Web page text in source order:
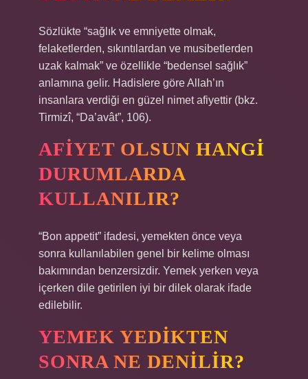
Sözlükte “sağlık ve emniyette olmak,
felaketlerden, sıkıntılardan ve musibetlerden
uzak kalmak” ve özellikle “bedensel sağlık”
anlamına gelir. Hadislere göre Allah’ın
insanlara verdiği en güzel nimet afiyettir (bkz.
Tirmizî, “Da’avât”, 106).
AFIYET OLSUN HANGI
DURUMLARDA
KULLANILIR?
“Bon appetit” ifadesi, yemekten önce veya
sonra kullanılabilen genel bir kelime olması
bakımından benzersizdir. Yemek yerken veya
içerken dile getirilen iyi bir dilek olarak ifade
edilebilir.
YEMEK YEDIKTEN
SONRA NE DENILIR?